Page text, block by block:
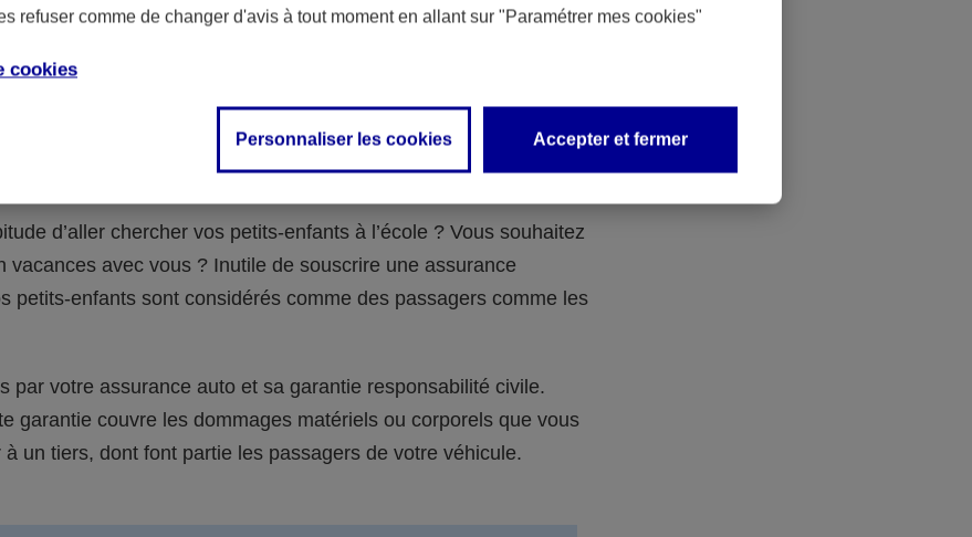
vie) que vous auriez souscrite pour votre famille.
: vous avez un accident de voiture avec vos
d’aller chercher vos petits-enfants à l’école ? Vous souhaitez
vacances avec vous ? Inutile de souscrire une assurance
petits-enfants sont considérés comme des passagers comme les
par votre assurance auto et sa garantie responsabilité civile.
garantie couvre les dommages matériels ou corporels que vous
à un tiers, dont font partie les passagers de votre véhicule.
refuser comme de changer d'avis à tout moment en allant sur "Paramétrer mes cookies"
cookies
Personnaliser les cookies Accepter et fermer